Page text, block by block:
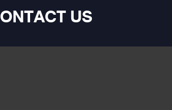
US